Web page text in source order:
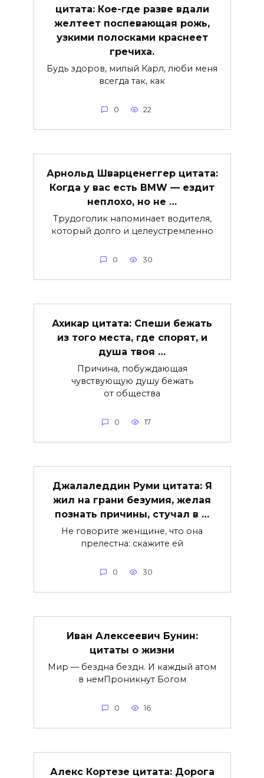
цитата: Кое-где разве вдали
желтеет поспевающая рожь,
узкими полосками краснеет
гречиха.
Будь здоров, милый Карл, люби меня
всегда так, как
0 22
Арнольд Шварценеггер цитата:
Когда у вас есть BMW — ездит
неплохо, но не …
Трудоголик напоминает водителя,
который долго и целеустремленно
0 30
Ахикар цитата: Спеши бежать
из того места, где спорят, и
душа твоя …
Причина, побуждающая
чувствующую душу бежать
от общества
0 17
Джалаледдин Руми цитата: Я
жил на грани безумия, желая
познать причины, стучал в …
Не говорите женщине, что она
прелестна: скажите ей
0 30
Иван Алексеевич Бунин:
цитаты о жизни
Мир — бездна бездн. И каждый атом
в немПроникнут Богом
0 16
Алекс Кортезе цитата: Дорога